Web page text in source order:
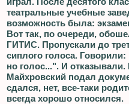
театральные учебные
возможность была:
Вот так, по очереди,
ГИТИС. Пропускали до
сиплого голоса.
но голос...". И
Майхровский подал
сдался, нет, все-таки
всегда хорошо относился.